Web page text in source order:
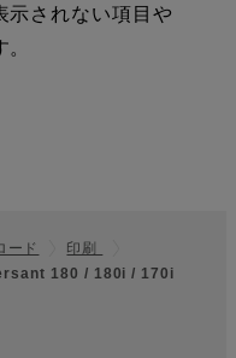
示されない項目や
ード
印刷
180 / 180i / 170i